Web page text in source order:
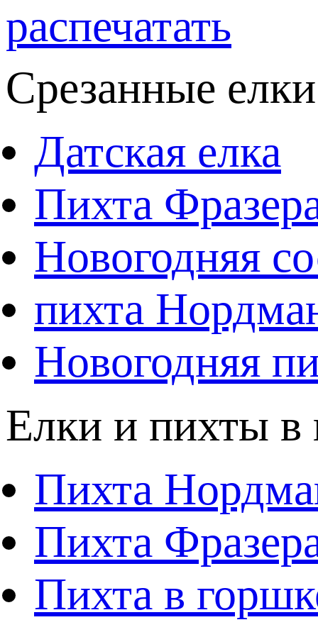
распечатать
Срезанные
Датская елка
Пихта
Новогодняя
пихта
Новогодняя
Елки и пихты в
Пихта
Пихта
Пихта в